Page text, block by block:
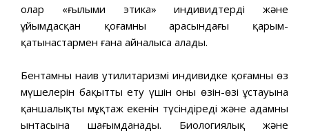
олар «ғылыми этика» индивидтердің және
ұйымдасқан қоғамның арасындағы қарым-
қатынастармен ғана айналыса алады.
Бентамның наив утилитаризмі индивидке қоғамның өз
мүшелерін бақытты ету үшін оның өзін-өзі ұстауына
қаншалықты мұқтаж екенін түсіндіреді және адамның
ынтасына шағымданады. Биологиялық және